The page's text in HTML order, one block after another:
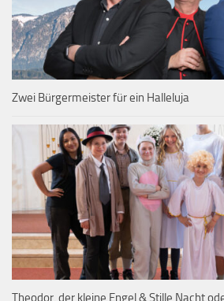
Zwei Bürgermeister für ein Halleluja
Theodor, der kleine Engel & Stille Nacht